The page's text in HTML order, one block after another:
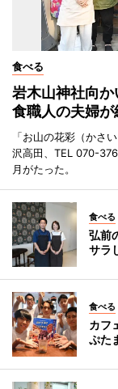
食べる
岩木山神社向
食職人の夫婦が
「お山の花彩（かさ
沢高田、TEL 070-
月がたった。
食べる
弘前
サラ
食べる
カフ
ぷた